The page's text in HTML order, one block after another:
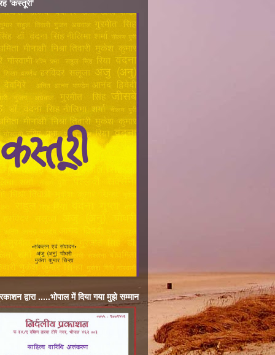
'कस्तूरी'
द्वारा .....भोपाल में दिया गया मुझे सम्मान